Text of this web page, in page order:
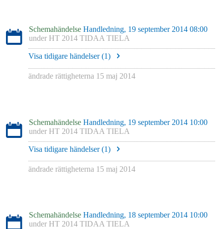
Schemahändelse Handledning, 19 september 2014 08:00
under HT 2014 TIDAA TIELA
Visa tidigare händelser (1)
ändrade rättigheterna 15 maj 2014
Schemahändelse Handledning, 19 september 2014 10:00
under HT 2014 TIDAA TIELA
Visa tidigare händelser (1)
ändrade rättigheterna 15 maj 2014
Schemahändelse Handledning, 18 september 2014 10:00
under HT 2014 TIDAA TIELA